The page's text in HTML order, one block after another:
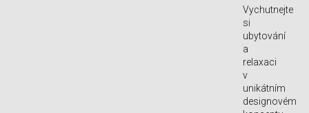
Vychutnejte
si
ubytování
a
relaxaci
v
unikátním
designovém